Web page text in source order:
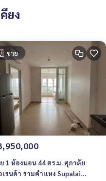
ยง
ขาย
1 ห้องนอน 44 ตร.ม. ศุภาลัย
เรนด้า รามคำเเหง Supalai